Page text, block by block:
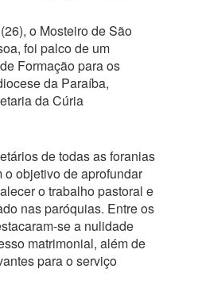
o Mosteiro de São
foi palco de um
Formação para os
da Paraíba,
da Cúria
de todas as foranias
objetivo de aprofundar
o trabalho pastoral e
nas paróquias. Entre os
se a nulidade
matrimonial, além de
para o serviço